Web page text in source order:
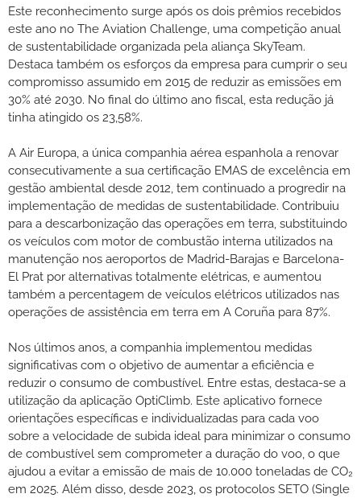
Este reconhecimento surge após os dois prêmios recebidos
este ano no The Aviation Challenge, uma competição anual
de sustentabilidade organizada pela aliança SkyTeam.
Destaca também os esforços da empresa para cumprir o seu
compromisso assumido em 2015 de reduzir as emissões em
30% até 2030. No final do último ano fiscal, esta redução já
tinha atingido os 23,58%.
A Air Europa, a única companhia aérea espanhola a renovar
consecutivamente a sua certificação EMAS de excelência em
gestão ambiental desde 2012, tem continuado a progredir na
implementação de medidas de sustentabilidade. Contribuiu
para a descarbonização das operações em terra, substituindo
os veículos com motor de combustão interna utilizados na
manutenção nos aeroportos de Madrid-Barajas e Barcelona-
El Prat por alternativas totalmente elétricas, e aumentou
também a percentagem de veículos elétricos utilizados nas
operações de assistência em terra em A Coruña para 87%.
Nos últimos anos, a companhia implementou medidas
significativas com o objetivo de aumentar a eficiência e
reduzir o consumo de combustível. Entre estas, destaca-se a
utilização da aplicação OptiClimb. Este aplicativo fornece
orientações específicas e individualizadas para cada voo
sobre a velocidade de subida ideal para minimizar o consumo
de combustível sem comprometer a duração do voo, o que
ajudou a evitar a emissão de mais de 10.000 toneladas de CO₂
em 2025. Além disso, desde 2023, os protocolos SETO (Single